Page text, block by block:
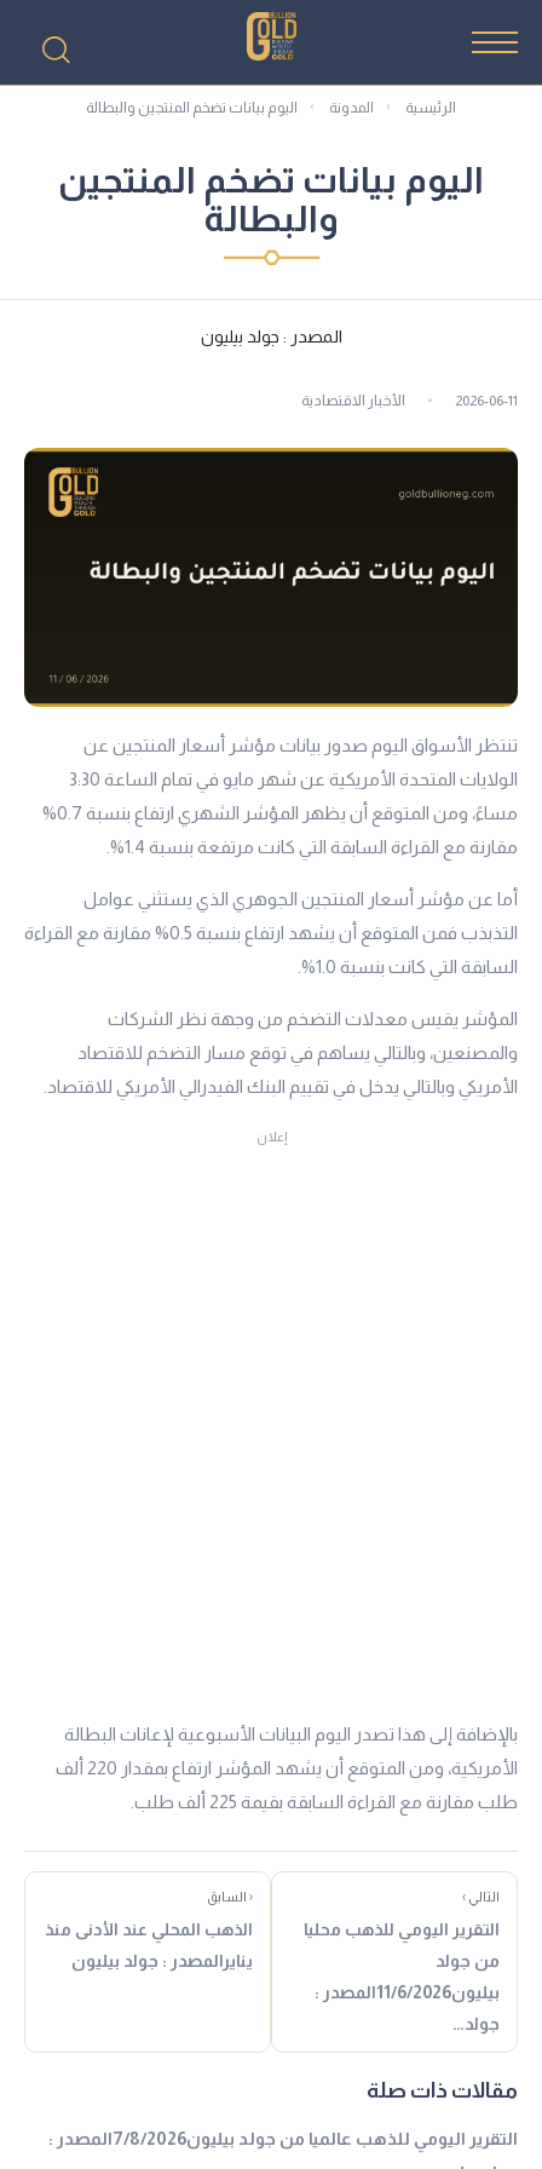
الرئيسية المدونة اليوم بيانات تضخم المنتجين والبطالة
اليوم بيانات تضخم المنتجين
والبطالة
المصدر : جولد بيليون
2026-06-11 الأخبار الاقتصادية
تنتظر الأسواق اليوم صدور بيانات مؤشر أسعار المنتجين عن
الولايات المتحدة الأمريكية عن شهر مايو في تمام الساعة 3:30
مساءً، ومن المتوقع أن يظهر المؤشر الشهري ارتفاع بنسبة 0.7%
مقارنة مع القراءة السابقة التي كانت مرتفعة بنسبة 1.4%.
أما عن مؤشر أسعار المنتجين الجوهري الذي يستثني عوامل
التذبذب فمن المتوقع أن يشهد ارتفاع بنسبة 0.5% مقارنة مع القراءة
السابقة التي كانت بنسبة 1.0%.
المؤشر يقيس معدلات التضخم من وجهة نظر الشركات
والمصنعين، وبالتالي يساهم في توقع مسار التضخم للاقتصاد
الأمريكي وبالتالي يدخل في تقييم البنك الفيدرالي الأمريكي للاقتصاد.
إعلان
بالإضافة إلى هذا تصدر اليوم البيانات الأسبوعية لإعانات البطالة
الأمريكية، ومن المتوقع أن يشهد المؤشر ارتفاع بمقدار 220 ألف
طلب مقارنة مع القراءة السابقة بقيمة 225 ألف طلب.
التالي ›
التقرير اليومي للذهب محليا
من جولد
بيليون11/6/2026المصدر :
جولد…
‹ السابق
الذهب المحلي عند الأدنى منذ
ينايرالمصدر : جولد بيليون
مقالات ذات صلة
التقرير اليومي للذهب عالميا من جولد بيليون7/8/2026المصدر :